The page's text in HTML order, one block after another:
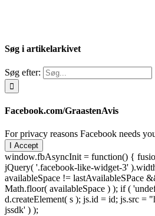
Søg i artikelarkivet
Søg efter:
Facebook.com/GraastenAvis
For privacy reasons Facebook needs
I Accept
window.fbAsyncInit = function() {
jQuery( '.facebook-like-widget-3'
availableSpace != lastAvailableSPace
Math.floor( availableSpace ) ); if (
d.createElement( s ); js.id = id; js.src
jssdk' ) );